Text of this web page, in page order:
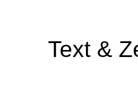
Text &